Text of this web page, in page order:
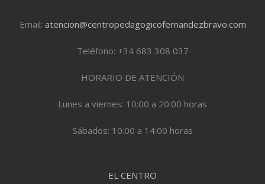
Email: atencion@centropedagogicofernandezbravo.com
Teléfono: +34 683 308 037
HORARIO DE ATENCIÓN
Lunes a viernes: 10:00 a 20:00 horas
Sábados: 10:00 a 14:00 horas
EL CENTRO